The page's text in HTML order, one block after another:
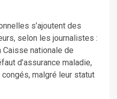
s’ajoutent des
selon les journalistes :
nationale de
d’assurance maladie,
malgré leur statut